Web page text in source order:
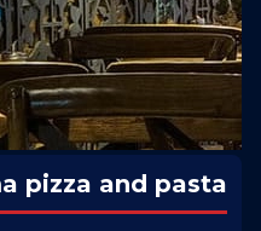
pizza and pasta